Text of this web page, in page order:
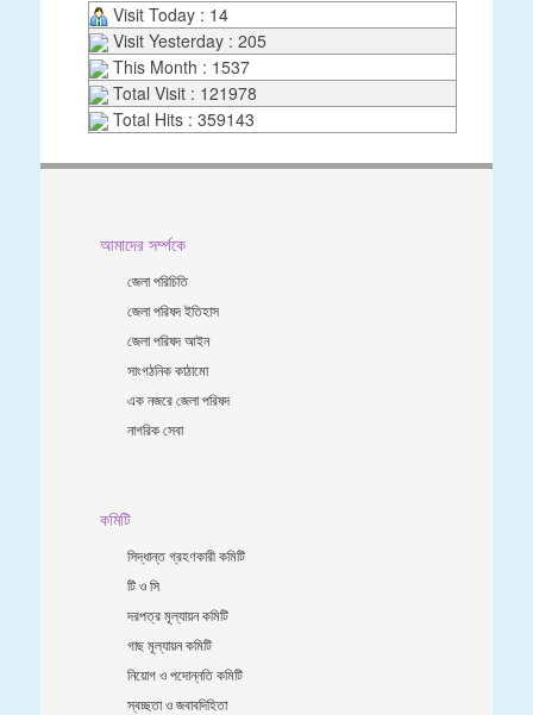
Visit Today : 14
Visit Yesterday : 205
This Month : 1537
Total Visit : 121978
Total Hits : 359143
আমাদের সর্ম্পকে
জেলা পরিচিতি
জেলা পরিষদ ইতিহাস
জেলা পরিষদ আইন
সাংগঠনিক কাঠামো
এক নজরে জেলা পরিষদ
নাগরিক সেবা
কমিটি
সিদ্ধান্ত গ্রহণকারী কমিটি
টি ও সি
দরপত্র মূল্যায়ন কমিটি
গাছ মূল্যায়ন কমিটি
নিয়োগ ও পদোন্নতি কমিটি
স্বচ্ছতা ও জবাবদিহিতা